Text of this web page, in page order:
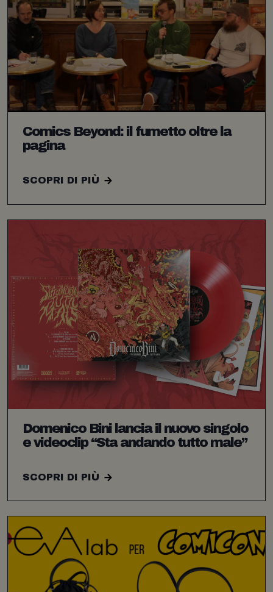
Comics Beyond: il fumetto oltre la
pagina
SCOPRI DI PIÙ
Domenico Bini lancia il nuovo singolo
e videoclip “Sta andando tutto male”
SCOPRI DI PIÙ